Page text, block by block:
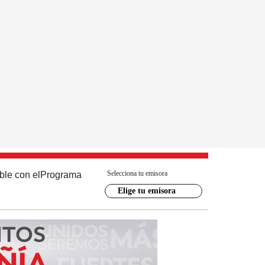
con el Programa Selecciona tu emisora
Elige tu emisora